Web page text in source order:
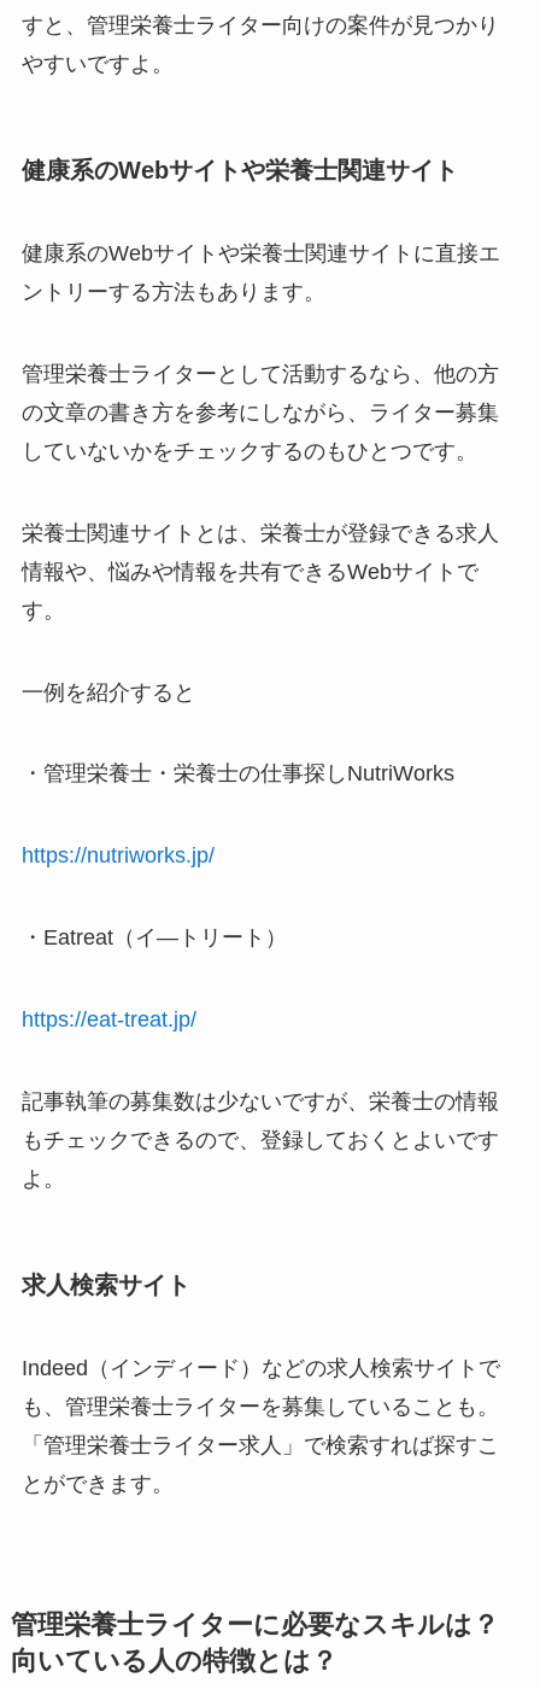
すと、管理栄養士ライター向けの案件が見つかり
やすいですよ。
健康系のWebサイトや栄養士関連サイト
健康系のWebサイトや栄養士関連サイトに直接エ
ントリーする方法もあります。
管理栄養士ライターとして活動するなら、他の方
の文章の書き方を参考にしながら、ライター募集
していないかをチェックするのもひとつです。
栄養士関連サイトとは、栄養士が登録できる求人
情報や、悩みや情報を共有できるWebサイトで
す。
一例を紹介すると
・管理栄養士・栄養士の仕事探しNutriWorks
https://nutriworks.jp/
・Eatreat（イ―トリート）
https://eat-treat.jp/
記事執筆の募集数は少ないですが、栄養士の情報
もチェックできるので、登録しておくとよいです
よ。
求人検索サイト
Indeed（インディード）などの求人検索サイトで
も、管理栄養士ライターを募集していることも。
「管理栄養士ライター求人」で検索すれば探すこ
とができます。
管理栄養士ライターに必要なスキルは？
向いている人の特徴とは？